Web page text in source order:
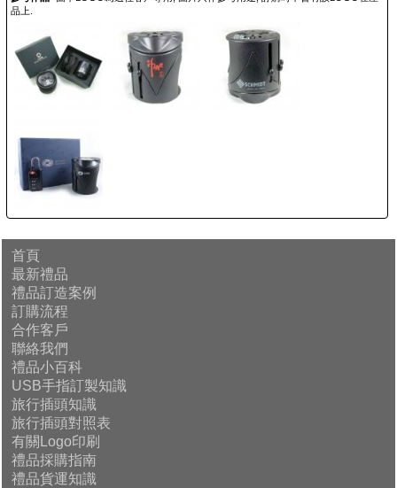
品上.
首頁
最新禮品
禮品訂造案例
訂購流程
合作客戶
聯絡我們
禮品小百科
USB手指訂製知識
旅行插頭知識
旅行插頭對照表
有關Logo印刷
禮品採購指南
禮品貨運知識